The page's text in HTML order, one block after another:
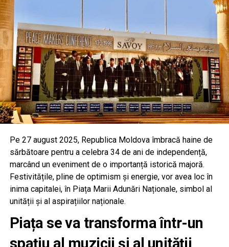
Pe 27 august 2025, Republica Moldova îmbracă haine de
sărbătoare pentru a celebra 34 de ani de independență,
marcând un eveniment de o importanță istorică majoră.
Festivitățile, pline de optimism și energie, vor avea loc în
inima capitalei, în Piața Marii Adunări Naționale, simbol al
unității și al aspirațiilor naționale.
Piața se va transforma într-un
spațiu al muzicii și al unității